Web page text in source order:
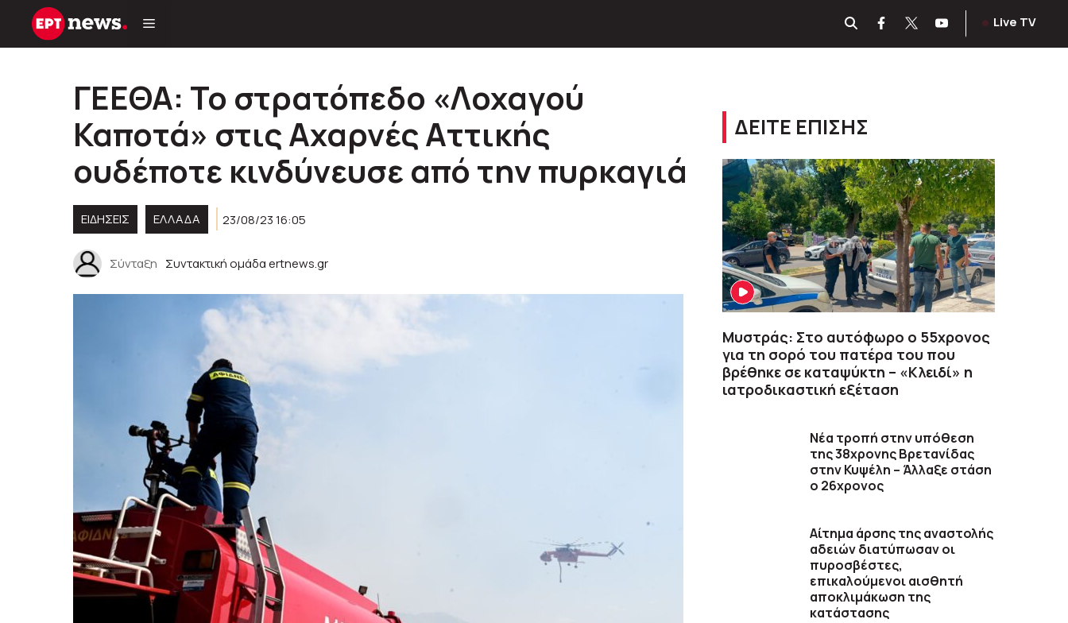
Μετάβαση
Live TV
ΓΕΕΘΑ: Το στρατόπεδο «Λοχαγού
Καποτά» στις Αχαρνές Αττικής
ουδέποτε κινδύνευσε από την πυρκαγιά
ΕΙΔΗΣΕΙΣ ΕΛΛΑΔΑ 23/08/23 16:05
Σύνταξη Συντακτική ομάδα ertnews.gr
ΔΕΙΤΕ ΕΠΙΣΗΣ
Μυστράς: Στο αυτόφωρο ο 55χρονος
για τη σορό του πατέρα του που
βρέθηκε σε καταψύκτη – «Κλειδί» η
ιατροδικαστική εξέταση
Νέα τροπή στην υπόθεση
της 38χρονης Βρετανίδας
στην Κυψέλη – Άλλαξε στάση
ο 26χρονος
Αίτημα άρσης της αναστολής
αδειών διατύπωσαν οι
πυροσβέστες,
επικαλούμενοι αισθητή
αποκλιμάκωση της
κατάστασης